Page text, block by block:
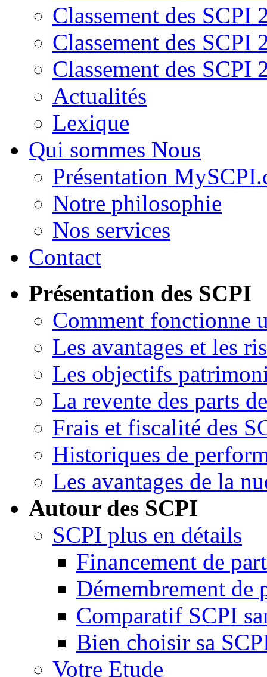
Classement des SCPI
Classement des SCPI
Classement des SCPI
Actualités
Lexique
Qui sommes Nous
Présentation
Notre philosophie
Nos services
Contact
Présentation des SCPI
Comment fonctionne
Les avantages et les
Les objectifs
La revente des parts
Frais et fiscalité des
Historiques de
Les avantages de la
Autour des SCPI
SCPI plus en détails
Financement de
Démembrement de
Comparatif SCPI
Bien choisir sa
Votre Etude